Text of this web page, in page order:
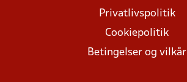
Privatlivspolitik
Cookiepolitik
Betingelser og vilkår